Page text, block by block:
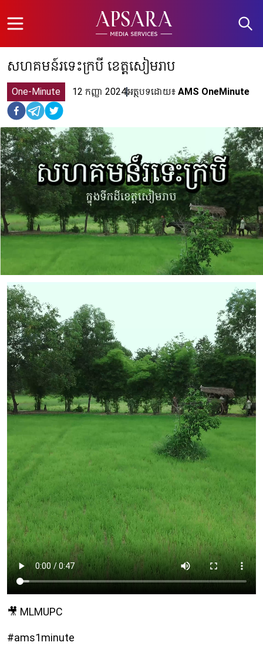
Open menu
សហគមន៍រទេះក្របី ខេត្តសៀមរាប
One-Minute 12 កញ្ញា 2024អត្ថបទដោយ៖ AMS OneMinute
🎥 MLMUPC
#ams1minute